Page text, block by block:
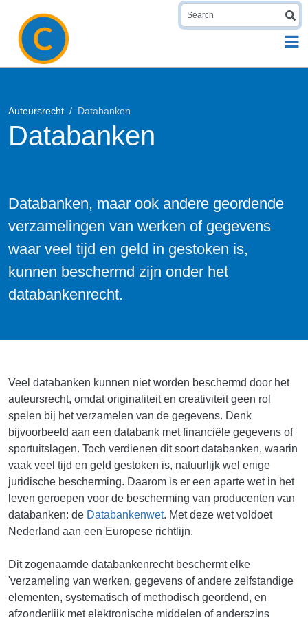
Auteursrecht Databanken
Databanken
Databanken, maar ook andere geordende
verzamelingen van werken of gegevens
waar veel tijd en geld in gestoken is,
kunnen beschermd zijn onder het
databankenrecht.
Veel databanken kunnen niet worden beschermd door het
auteursrecht, omdat originaliteit en creativiteit geen rol
spelen bij het verzamelen van de gegevens. Denk
bijvoorbeeld aan een databank met financiële gegevens of
sportuitslagen. Toch verdienen dit soort databanken, waarin
vaak veel tijd en geld gestoken is, natuurlijk wel enige
juridische bescherming. Daarom is er een aparte wet in het
leven geroepen voor de bescherming van producenten van
databanken: de Databankenwet. Met deze wet voldoet
Nederland aan een Europese richtlijn.
Dit zogenaamde databankenrecht beschermt elke
'verzameling van werken, gegevens of andere zelfstandige
elementen, systematisch of methodisch geordend, en
afzonderlijk met elektronische middelen of anderszins